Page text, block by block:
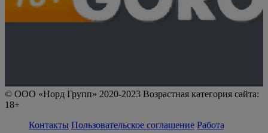
© ООО «Норд Групп» 2020-2023 Возрастная категория сайта:
18+
Контакты Пользовательское соглашение Работа